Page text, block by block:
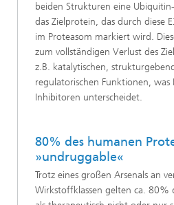
beiden Strukturen eine
das Zielprotein, das durch diese
im Proteasom markiert wird.
zum vollständigen Verlust des
z.B. katalytischen,
regulatorischen Funktionen, was
Inhibitoren unterscheidet.
80% des humanen
»undruggable«
Trotz eines großen Arsenals an
Wirkstoffklassen gelten ca. 80%